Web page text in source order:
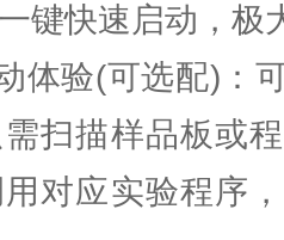
键快速启动，极
验(可选配)：可
扫描样品板或
对应实验程序